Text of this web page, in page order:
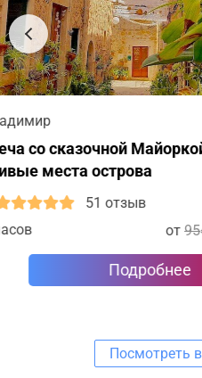
Владимир
Первое знакомство с
Пальма и Вальдемоса
4.90
31 отзыв
Посмотреть